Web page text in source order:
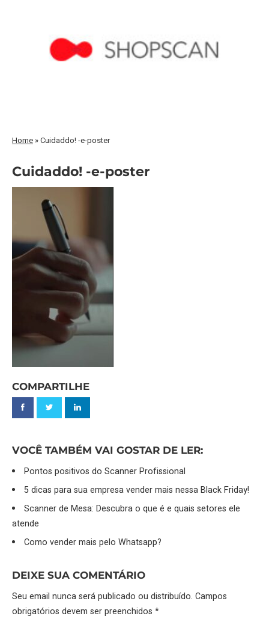
Home »Cuidaddo! -e-poster
Cuidaddo! -e-poster
COMPARTILHE
VOCÊ TAMBÉM VAI GOSTAR DE LER:
Pontos positivos do Scanner Profissional
5 dicas para sua empresa vender mais nessa Black Friday!
Scanner de Mesa: Descubra o que é e quais setores ele
atende
Como vender mais pelo Whatsapp?
DEIXE SUA COMENTÁRIO
Seu email nunca será publicado ou distribuído. Campos
obrigatórios devem ser preenchidos *